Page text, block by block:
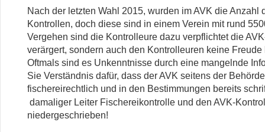
Nach der letzten Wahl 2015, wurden im AVK die
Kontrollen, doch diese sind in einem Verein mit rund
Vergehen sind die Kontrolleure dazu verpflichtet die
verärgert, sondern auch den Kontrolleuren keine Freude
Oftmals sind es Unkenntnisse durch eine mangelnde
Sie Verständnis dafür, dass der AVK seitens der
fischereirechtlich und in den Bestimmungen bereits
damaliger Leiter Fischereikontrolle und den AVK-
niedergeschrieben!